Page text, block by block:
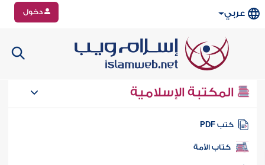
عربي دخول
المكتبة الإسلامية
كتب PDF